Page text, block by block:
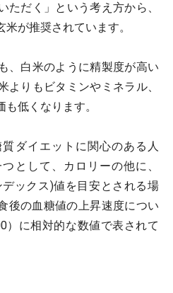
ただく」という考え方から、
が推奨されています。
、白米のように精製度が高い
よりもビタミンやミネラル、
低くなります。
ダイエットに関心のある人
として、カロリーの他に、
ックス)値を目安とされる場
後の血糖値の上昇速度につい
）に相対的な数値で表されて